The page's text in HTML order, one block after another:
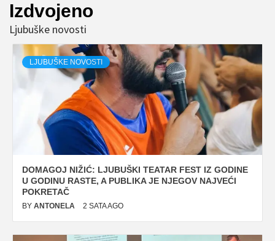
Izdvojeno
Ljubuške novosti
LJUBUŠKE NOVOSTI
DOMAGOJ NIŽIĆ: LJUBUŠKI TEATAR FEST IZ GODINE
U GODINU RASTE, A PUBLIKA JE NJEGOV NAJVEĆI
POKRETAČ
BY ANTONELA 2 SATA AGO